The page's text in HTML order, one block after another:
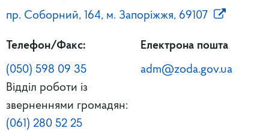
пр. Соборний, 164, м. Запоріжжя, 69107
Телефон/Факс:
(050) 598 09 35
Відділ роботи із
зверненнями громадян:
(061) 280 52 25
Електрона пошта
adm@zoda.gov.ua